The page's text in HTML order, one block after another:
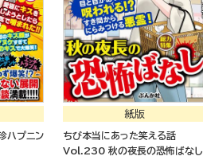
ハプニン
紙版
ちび本当にあった笑える話
Vol.230 秋の夜長の恐怖ばなし